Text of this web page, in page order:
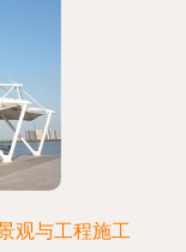
观与工程施工